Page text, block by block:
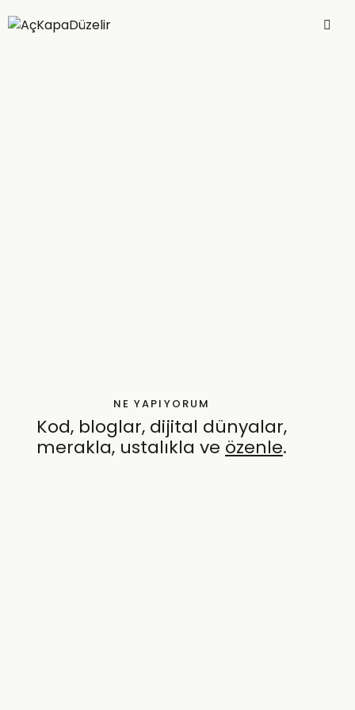
NE YAPIYORUM
Kod, bloglar, dijital dünyalar,
merakla, ustalıkla ve özenle.